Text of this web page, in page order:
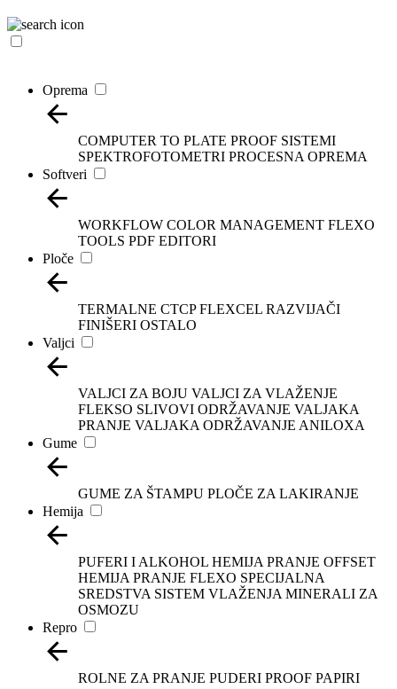
Oprema
COMPUTER TO PLATE PROOF SISTEMI
SPEKTROFOTOMETRI PROCESNA OPREMA
Softveri
WORKFLOW COLOR MANAGEMENT FLEXO
TOOLS PDF EDITORI
Ploče
TERMALNE CTCPFLEXCEL RAZVIJAČI
FINIŠERI OSTALO
Valjci
VALJCI ZA BOJU VALJCI ZA VLAŽENJE
FLEKSO SLIVOVI ODRŽAVANJE VALJAKA
PRANJE VALJAKA ODRŽAVANJE ANILOXA
Gume
GUME ZA ŠTAMPU PLOČE ZA LAKIRANJE
Hemija
PUFERI I ALKOHOL HEMIJA PRANJE OFFSET
HEMIJA PRANJE FLEXO SPECIJALNA
SREDSTVA SISTEM VLAŽENJA MINERALI ZA
OSMOZU
Repro
ROLNE ZA PRANJE PUDERI PROOF PAPIRI